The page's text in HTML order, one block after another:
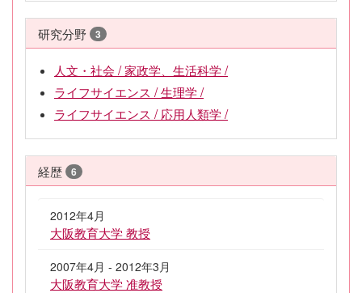
研究分野 3
人文・社会 / 家政学、生活科学 /
ライフサイエンス / 生理学 /
ライフサイエンス / 応用人類学 /
経歴 6
2012年4月
大阪教育大学 教授
2007年4月 - 2012年3月
大阪教育大学 准教授